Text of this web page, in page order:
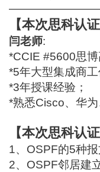
【本次思科认
闫老师:
*CCIE #5600思博
*5年大型集成商工
*3年授课经验；
*熟悉Cisco、华
【本次思科认
1、OSPF的5种
2、OSPF邻居建